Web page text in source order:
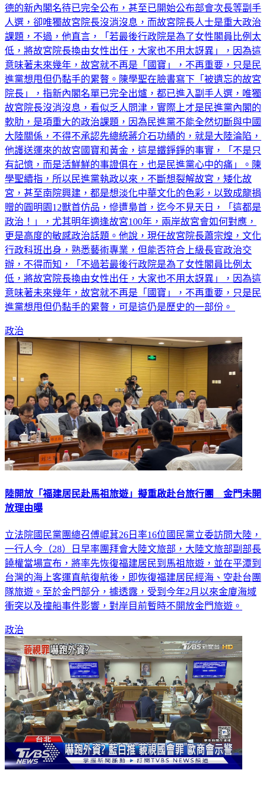
德的新內閣名待已完全公布，甚至已開始公布部會次長等副手
人選，卻唯獨故宮院長沒消沒息，而故宮院長人士是重大政治
課題，不過，他直言，「若最後行政院是為了女性閣員比例太
低，將故宮院長換由女性出任，大家也不用太訝異」，因為這
意味著未來幾年，故宮就不再是「國寶」，不再重要，只是民
進黨想甩但仍黏手的累贅。陳學聖在臉書寫下「被遺忘的故宮
院長」，指新內閣名單已完全出爐，都已進入副手人選，唯獨
故宮院長沒消沒息，看似乏人問津，實際上才是民進黨內閣的
軟肋，是項重大的政治課題，因為民進黨不能全然切斷與中國
大陸關係，不得不承認先總統蔣介石功績的，就是大陸淪陷，
他護送運來的故宮國寶和黃金，這是鐵錚錚的事實，「不是只
有記憶，而是活鮮鮮的事證俱在，也是民進黨心中的痛」。陳
學聖續指，所以民進黨執政以來，不斷想裂解故宮，矮化故
宮，甚至南院興建，都是想淡化中華文化的色彩，以致成龍捐
贈的圓明園12獸首仿品，慘遭梟首，迄今不見天日，「這都是
政治！」，尤其明年適逢故宮100年，兩岸故宮會如何對應，
更是高度的敏感政治話題。他說，現任故宮院長蕭宗煌，文化
行政科班出身，熟悉藝術專業，但能否符合上級長官政治交
辦，不得而知，「不過若最後行政院是為了女性閣員比例太
低，將故宮院長換由女性出任，大家也不用太訝異」，因為這
意味著未來幾年，故宮就不再是「國寶」，不再重要，只是民
進黨想甩但仍黏手的累贅，可是這仍是歷史的一部份。
政治
陸開放「福建居民赴馬祖旅遊」擬重啟赴台旅行團 金門未開
放理由曝
立法院國民黨團總召傅崐萁26日率16位國民黨立委訪問大陸，
一行人今（28）日早率團拜會大陸文旅部，大陸文旅部副部長
饒權當場宣布，將率先恢復福建居民到馬祖旅遊，並在平潭到
台灣的海上客運直航復航後，即恢復福建居民經海、空赴台團
隊旅遊。至於金門部分，據透露，受到今年2月以來金廈海域
衝突以及撞船事件影響，對岸目前暫時不開放金門旅遊。
政治